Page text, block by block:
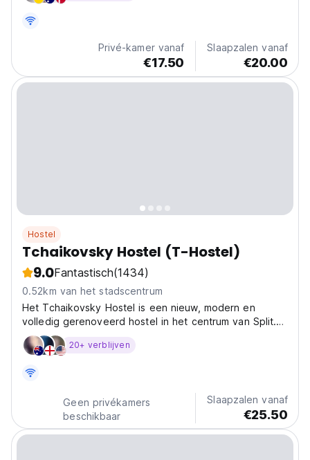
from...
Privé-kamer vanaf
€17.50
Slaapzalen vanaf
€20.00
Hostel
Tchaikovsky Hostel (T-Hostel)
9.0Fantastisch(1434)
0.52km van het stadscentrum
Het Tchaikovsky Hostel is een nieuw, modern en
volledig gerenoveerd hostel in het centrum van Split.
Met 20 bedden bieden wij een aangename sfeer in
een comfortabele omgeving met vriendelijk personeel.
20+ verblijven
Geen privékamers
beschikbaar
Slaapzalen vanaf
€25.50